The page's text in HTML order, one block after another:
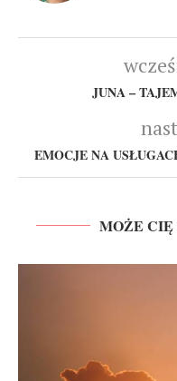
JUNA –
EMOCJE NA
MOŻE CIĘ